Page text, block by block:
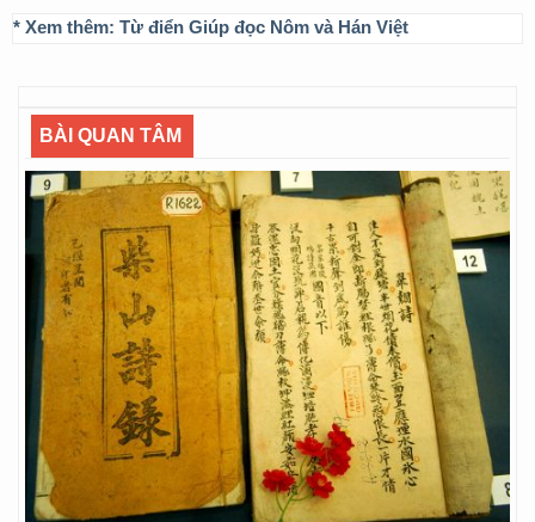
* Xem thêm: Từ điển Giúp đọc Nôm và Hán Việt
BÀI QUAN TÂM